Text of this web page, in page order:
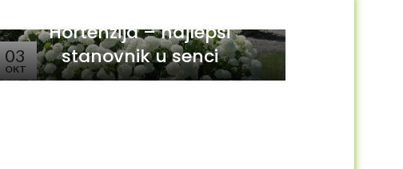
03
OKT
Hortenzija – najlepši
stanovnik u senci